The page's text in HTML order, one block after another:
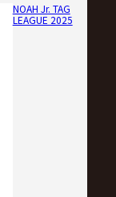
NOAH Jr. TAG
LEAGUE 2025